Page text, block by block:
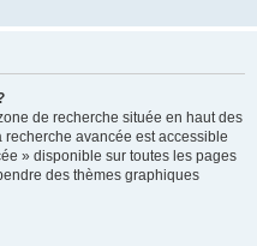
de recherche située en haut des
recherche avancée est accessible
» disponible sur toutes les pages
des thèmes graphiques